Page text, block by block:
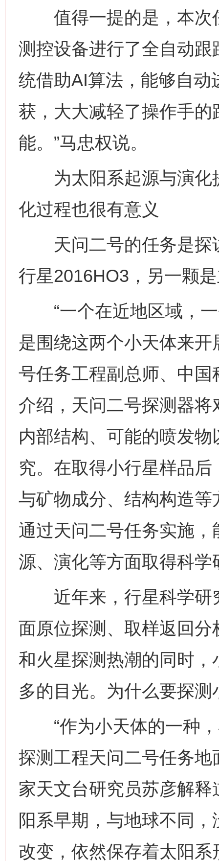
值得一提的是，本次
测控设备进行了全自动跟
统借助AI算法，能够自
获，大大减轻了操作手
能。”马忠权说。
为太阳系起源与演化
化过程也很有意义
天问二号的任务是探
行星2016HO3，另一颗
“一个在近地区域，一
是围绕这两个小天体来
号任务工程副总师、中
介绍，天问二号探测器
内部结构、可能的喷发
究。在取得小行星样品
与矿物成分、结构构造等
通过天问二号任务实施
源、演化等方面取得科学
近年来，行星科学研
面原位探测、取样返回
和火星探测热潮的同时
多的目光。为什么要探测
“作为小天体的一种，
探测工程天问二号任务
家天文台研究员苏彦解
阳系早期，与地球不同
改变，依然保存着太阳